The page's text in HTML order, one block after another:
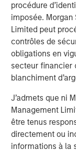
procédure
imposée.
Limited peut
contrôles de
obligations en
secteur financier
blanchiment
J’admets que ni
Management
être tenus
directement ou
informations à la